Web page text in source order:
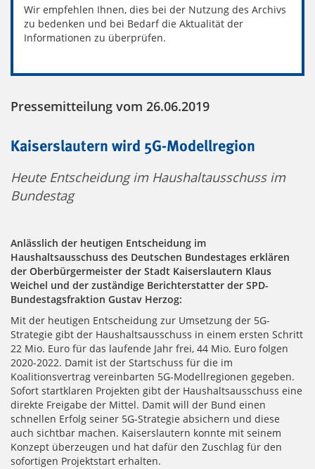
Wir empfehlen Ihnen, dies bei der Nutzung des Archivs
zu bedenken und bei Bedarf die Aktualität der
Informationen zu überprüfen.
Pressemitteilung vom 26.06.2019
Kaiserslautern wird 5G-Modellregion
Heute Entscheidung im Haushaltausschuss im
Bundestag
Anlässlich der heutigen Entscheidung im
Haushaltsausschuss des Deutschen Bundestages erklären
der Oberbürgermeister der Stadt Kaiserslautern Klaus
Weichel und der zuständige Berichterstatter der SPD-
Bundestagsfraktion Gustav Herzog:
Mit der heutigen Entscheidung zur Umsetzung der 5G-
Strategie gibt der Haushaltsausschuss in einem ersten Schritt
22 Mio. Euro für das laufende Jahr frei, 44 Mio. Euro folgen
2020-2022. Damit ist der Startschuss für die im
Koalitionsvertrag vereinbarten 5G-Modellregionen gegeben.
Sofort startklaren Projekten gibt der Haushaltsausschuss eine
direkte Freigabe der Mittel. Damit will der Bund einen
schnellen Erfolg seiner 5G-Strategie absichern und diese
auch sichtbar machen. Kaiserslautern konnte mit seinem
Konzept überzeugen und hat dafür den Zuschlag für den
sofortigen Projektstart erhalten.